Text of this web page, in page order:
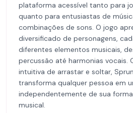
plataforma acessível tanto para
quanto para entusiastas de
combinações de sons. O jogo
diversificado de personagens,
diferentes elementos musicais,
percussão até harmonias vocais.
intuitiva de arrastar e soltar,
transforma qualquer pessoa em
independentemente de sua
musical.